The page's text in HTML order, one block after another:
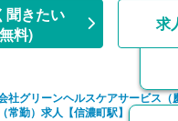
聞きたい
料)
求
社グリーンヘルスケアサービス（
常勤）求人【信濃町駅】